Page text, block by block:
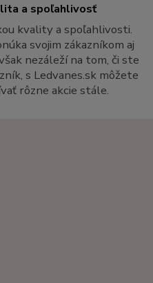
a spoľahlivosť
kvality a spoľahlivosti.
svojim zákazníkom aj
nezáleží na tom, či ste
s Ledvanes.sk môžete
rôzne akcie stále.